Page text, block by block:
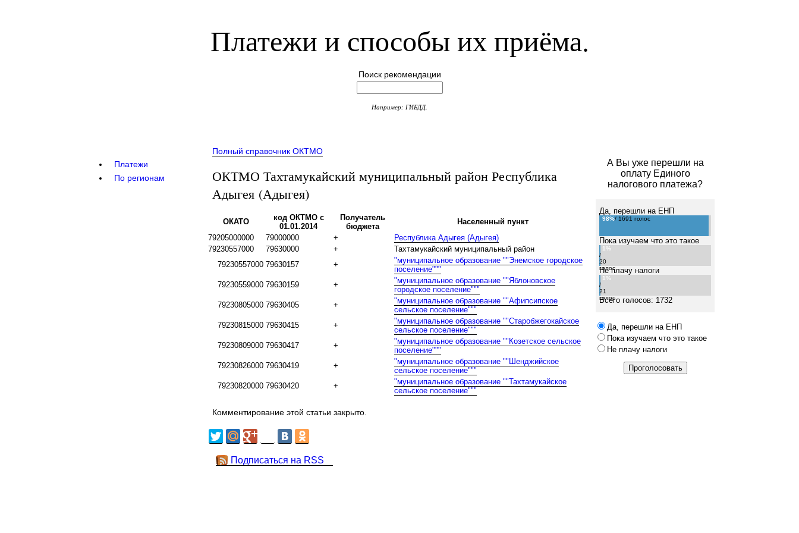
Платежи и способы их приёма.
Поиск рекомендации
Например: ГИБДД.
Платежи
По регионам
А Вы уже перешли на
оплату Единого
налогового платежа?
Да, перешли на ЕНП
98%/ 1691 голос
Пока изучаем что это такое
1%
/
20
голос
Не плачу налоги
1%
/
21
голос
Всего голосов: 1732
Да, перешли на ЕНП
Пока изучаем что это такое
Не плачу налоги
Полный справочник ОКТМО
ОКТМО Тахтамукайский муниципальный район Республика
Адыгея (Адыгея)
ОКАТО
код ОКТМО с
01.01.2014
Получатель
бюджета
Населенный пункт
79205000000
79000000 +
Республика Адыгея (Адыгея)
79230557000
79630000 +
Тахтамукайский муниципальный район
79230557000 79630157 +
"муниципальное образование ""Энемское городское
поселение"""
79230559000 79630159 +
"муниципальное образование ""Яблоновское
городское поселение"""
79230805000 79630405 +
"муниципальное образование ""Афипсипское
сельское поселение"""
79230815000 79630415 +
"муниципальное образование ""Старобжегокайское
сельское поселение"""
79230809000 79630417 +
"муниципальное образование ""Козетское сельское
поселение"""
79230826000 79630419 +
"муниципальное образование ""Шенджийское
сельское поселение"""
79230820000 79630420 +
"муниципальное образование ""Тахтамукайское
сельское поселение"""
Комментирование этой статьи закрыто.
Подписаться на RSS